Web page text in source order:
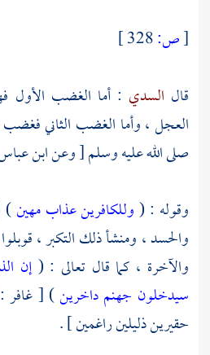
[ص:
قال السدي : أما الغضب
العجل ، وأما الغضب الثاني
صلى الله عليه وسلم [ وعنابن
وقوله : (وللكافرين عذاب مهين)
والحسد ، ومنشأ ذلك التكبر ، قوبلوا
والآخرة ، كما قال تعالى : (إن
سيدخلون جهنم داخرين
حقيرين ذليلين راغمين ] .